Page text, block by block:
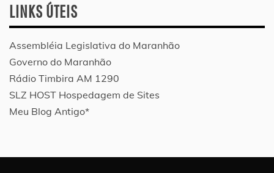
LINKS ÚTEIS
Assembléia Legislativa do Maranhão
Governo do Maranhão
Rádio Timbira AM 1290
SLZ HOST Hospedagem de Sites
Meu Blog Antigo*